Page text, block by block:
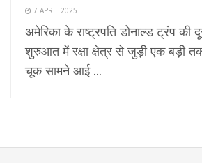
7 APRIL 2025
अमेरिका के राष्ट्रपति डोनाल्ड ट्रंप की
शुरुआत में रक्षा क्षेत्र से जुड़ी एक बड़ी
चूक सामने आई ...